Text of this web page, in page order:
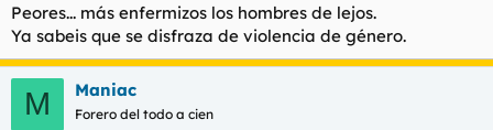
Peores... más enfermizos los hombres de lejos.
Ya sabeis que se disfraza de violencia de género.
M Maniac
Forero del todo a cien